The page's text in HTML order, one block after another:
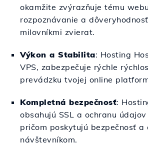
okamžite zvýrazňuje tému
rozpoznávanie a
milovníkmi zvierat.
Výkon a Stabilita: Hosting
VPS, zabezpečuje rýchle
prevádzku tvojej online
Kompletná bezpečnosť:
obsahujú SSL a ochranu
pričom poskytujú bezpečnosť a
návštevníkom.